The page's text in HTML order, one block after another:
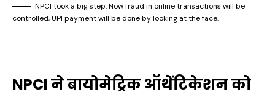
NPCI took a big step: Now fraud in online transactions will be
controlled, UPI payment will be done by looking at the face.
NPCI ने बायोमेट्रिक ऑथेंटिकेशन को